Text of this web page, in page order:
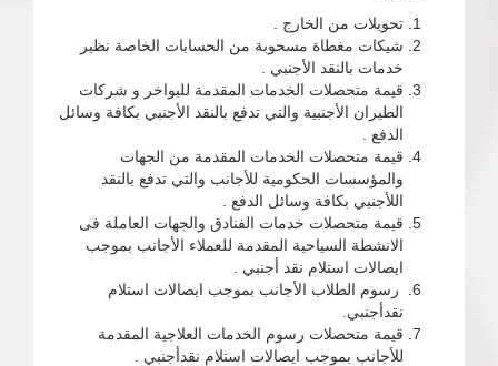
تحويلات من الخارج .
شيكات مغطاة مسحوبة من الحسابات الخاصة نظير
خدمات بالنقد الأجنبي .
قيمة متحصلات الخدمات المقدمة للبواخر و شركات
الطيران الأجنبية والتي تدفع بالنقد الأجنبي بكافة وسائل
الدفع .
قيمة متحصلات الخدمات المقدمة من الجهات
والمؤسسات الحكومية للأجانب والتي تدفع بالنقد
اللأجنبي بكافة وسائل الدفع .
قيمة متحصلات خدمات الفنادق والجهات العاملة فى
الانشطة السياحية المقدمة للعملاء الأجانب بموجب
ايصالات استلام نقد أجنبي .
رسوم الطلاب الأجانب بموجب ايصالات استلام
نقدأجنبي.
قيمة متحصلات رسوم الخدمات العلاجية المقدمة
للأجانب بموجب ايصالات استلام نقدأجنبي .